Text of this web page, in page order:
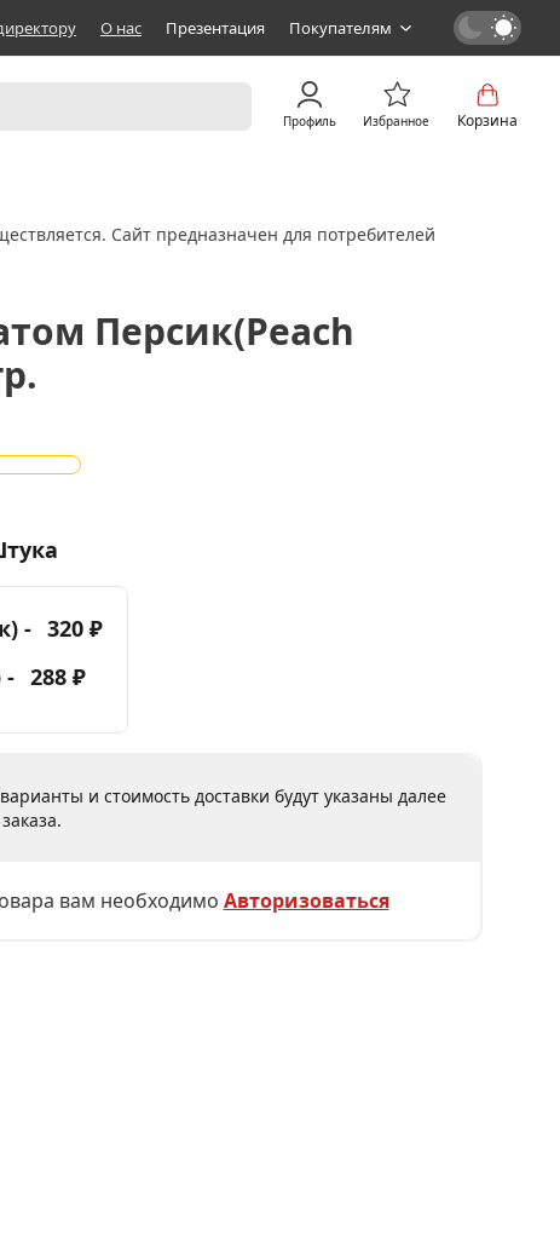
О нас Презентация Покупателям
Профиль Избранное Корзина
Сайт предназначен для потребителей
Персик(Peach
- 320 ₽
- 288 ₽
и стоимость доставки будут указаны далее
вам необходимо Авторизоваться